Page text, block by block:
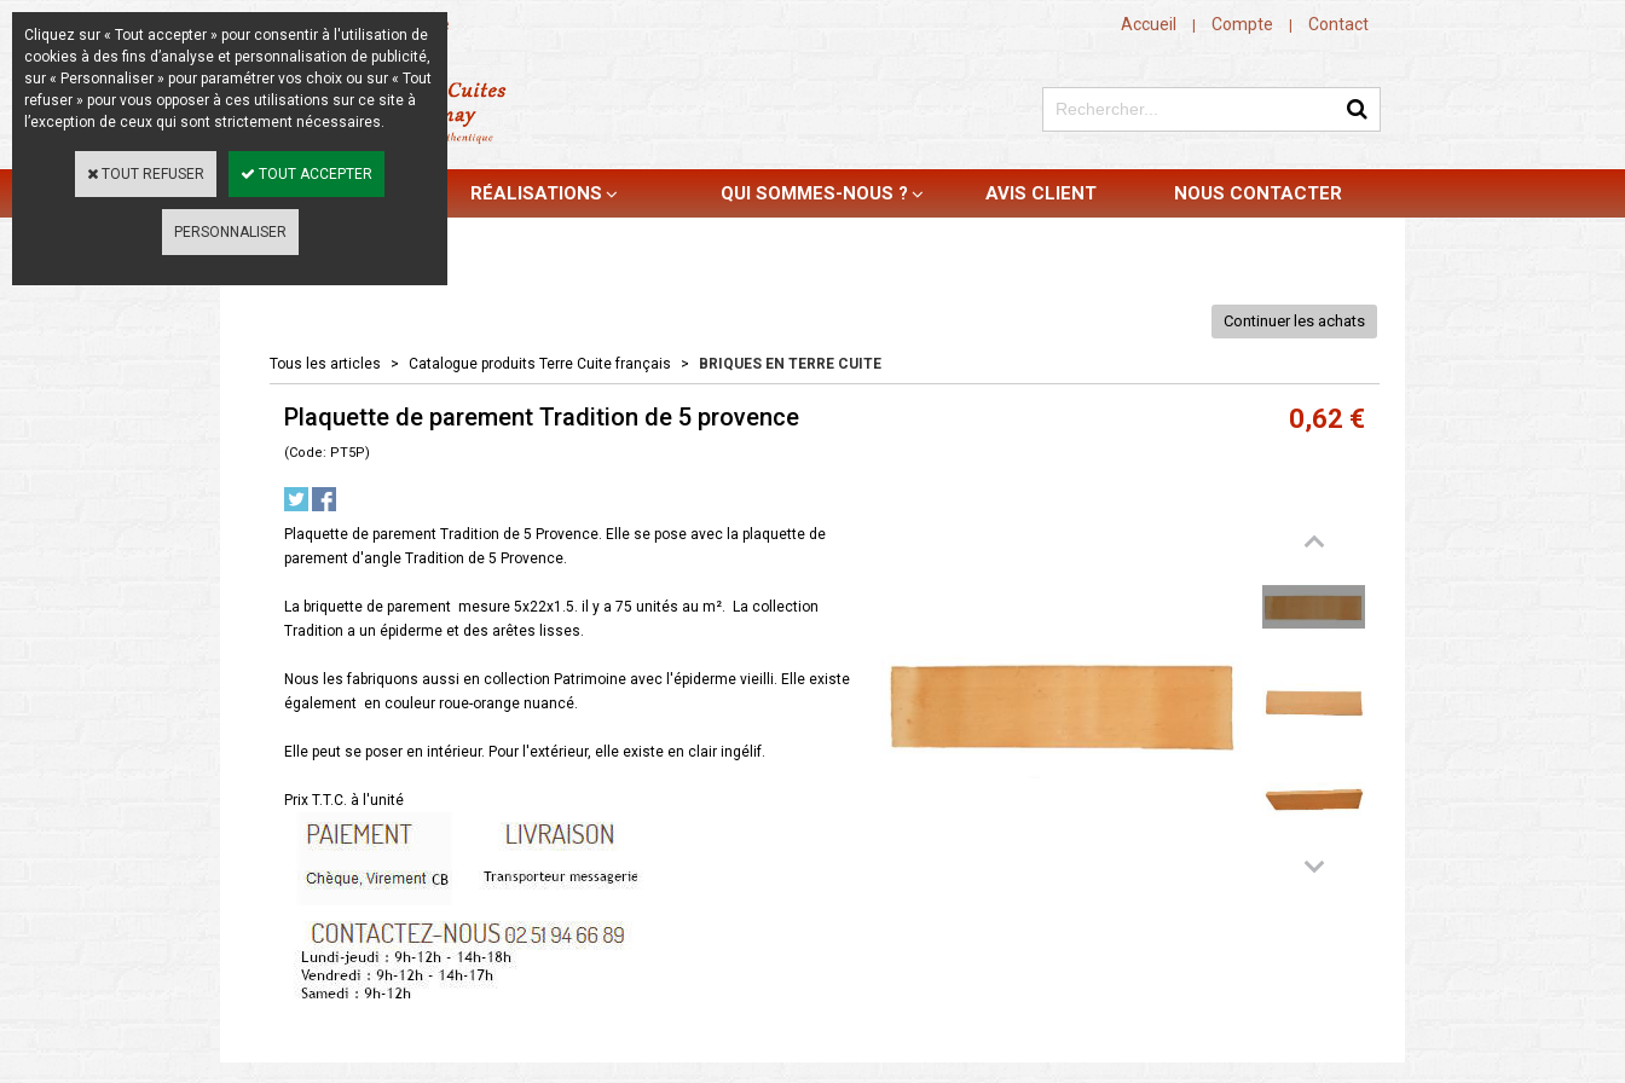
La Beauté de l'Authentique Accueil | Compte | Contact
CATALOGUE RÉALISATIONS QUI SOMMES-NOUS ? AVIS CLIENT NOUS CONTACTER
Catalogue
Continuer les achats
Tous les articles > Catalogue produits Terre Cuite français > BRIQUES EN TERRE CUITE
Plaquette de parement Tradition de 5 provence
(Code: PT5P)
0,62 €
Plaquette de parement Tradition de 5 Provence. Elle se pose avec la plaquette de
parement d'angle Tradition de 5 Provence.
La briquette de parement mesure 5x22x1.5. il y a 75 unités au m². La collection
Tradition a un épiderme et des arêtes lisses.
Nous les fabriquons aussi en collection Patrimoine avec l'épiderme vieilli. Elle existe
également en couleur roue-orange nuancé.
Elle peut se poser en intérieur. Pour l'extérieur, elle existe en clair ingélif.
Prix T.T.C. à l'unité
Cliquez sur « Tout accepter » pour consentir à l'utilisation de
cookies à des fins d’analyse et personnalisation de publicité,
sur « Personnaliser » pour paramétrer vos choix ou sur « Tout
refuser » pour vous opposer à ces utilisations sur ce site à
l’exception de ceux qui sont strictement nécessaires.
TOUT REFUSER TOUT ACCEPTER
PERSONNALISER